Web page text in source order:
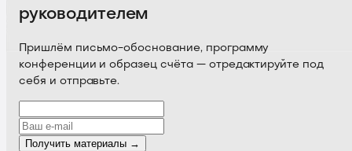
руководителем
Пришлём письмо-обоснование, программу
конференции и образец счёта — отредактируйте под
себя и отправьте.
Получить материалы →